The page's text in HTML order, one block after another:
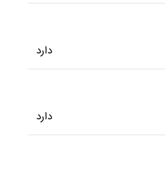
دارد
دارد